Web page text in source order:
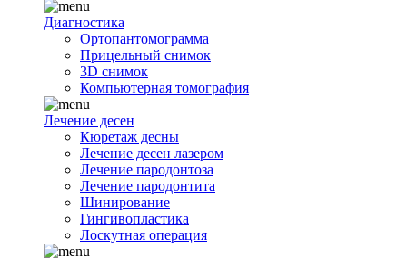
Диагностика
Ортопантомограмма
Прицельный снимок
3D снимок
Компьютерная томография
Лечение десен
Кюретаж десны
Лечение десен лазером
Лечение пародонтоза
Лечение пародонтита
Шинирование
Гингивопластика
Лоскутная операция